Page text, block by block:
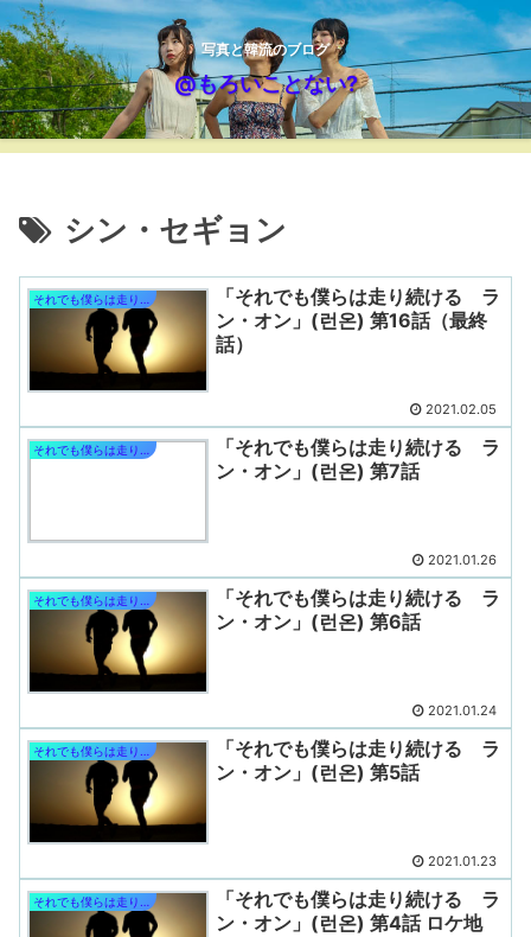
写真と韓流のブログ
@もろいことない?
シン・セギョン
「それでも僕らは走り続ける ラ
ン・オン」(런온) 第16話（最終
話）
2021.02.05
「それでも僕らは走り続ける ラ
ン・オン」(런온) 第7話
2021.01.26
「それでも僕らは走り続ける ラ
ン・オン」(런온) 第6話
2021.01.24
「それでも僕らは走り続ける ラ
ン・オン」(런온) 第5話
2021.01.23
「それでも僕らは走り続ける ラ
ン・オン」(런온) 第4話 ロケ地